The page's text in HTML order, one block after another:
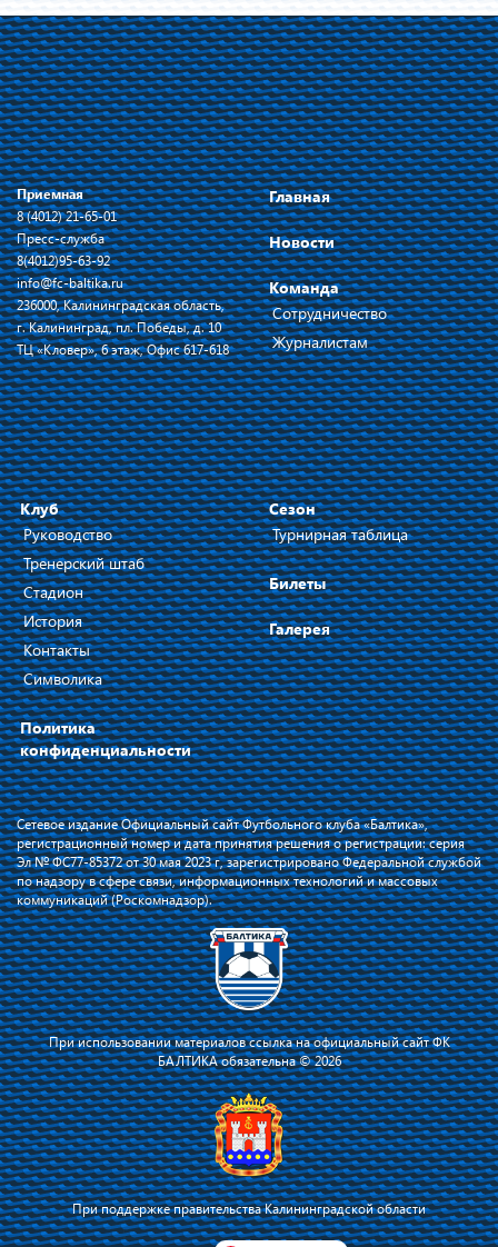
Я соглашаюсь с тем, что владелец сайта использует файлы cookie для
Приемная
8 (4012) 21-65-01
Пресс-служба
8(4012)95-63-92
info@fc-baltika.ru
236000, Калининградская область,
г. Калининград, пл. Победы, д. 10
ТЦ «Кловер», 6 этаж, Офис 617-618
Главная
Новости
Команда
Сотрудничество
Журналистам
Клуб
Руководство
Тренерский штаб
Стадион
История
Контакты
Символика
Политика
конфиденциальности
Сезон
Турнирная таблица
Билеты
Галерея
Сетевое издание Официальный сайт Футбольного клуба «Балтика»,
регистрационный номер и дата принятия решения о регистрации: серия
Эл № ФС77-85372 от 30 мая 2023 г, зарегистрировано Федеральной службой
по надзору в сфере связи, информационных технологий и массовых
коммуникаций (Роскомнадзор).
При использовании материалов ссылка на официальный сайт ФК
БАЛТИКА обязательна © 2026
При поддержке правительства Калининградской области